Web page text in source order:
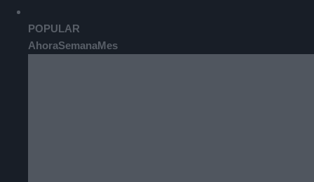
POPULAR
AhoraSemanaMes